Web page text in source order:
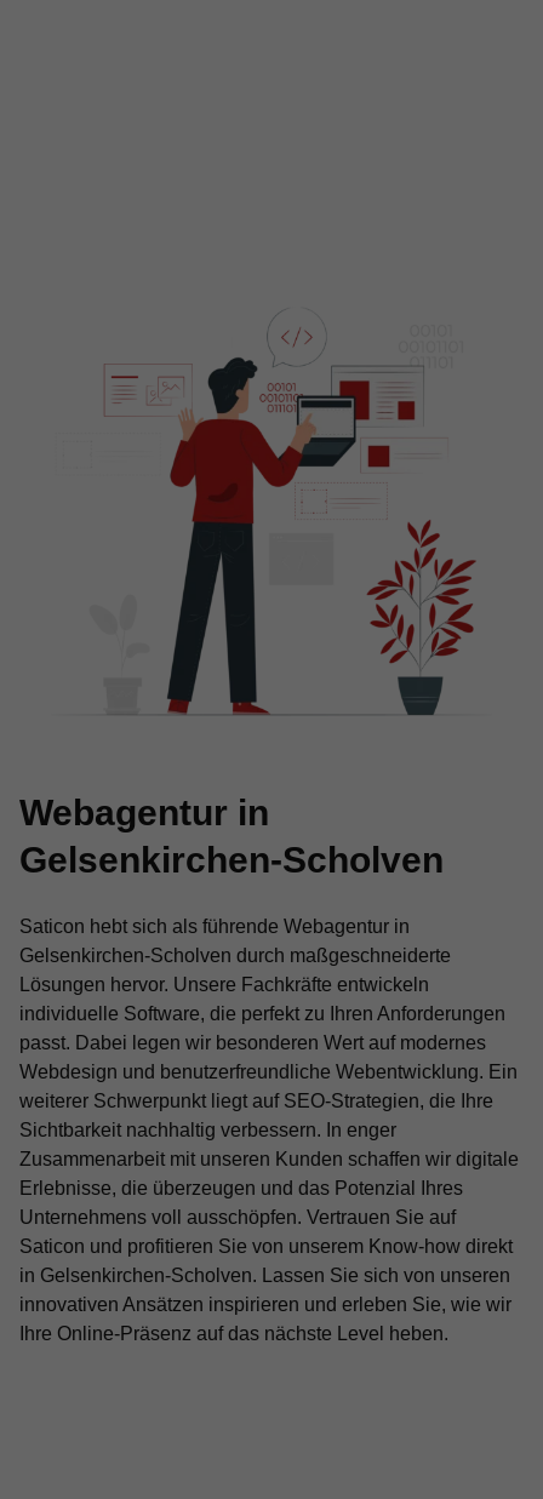
Webagentur in
Gelsenkirchen-Scholven
Saticon hebt sich als führende Webagentur in
Gelsenkirchen-Scholven durch maßgeschneiderte
Lösungen hervor. Unsere Fachkräfte entwickeln
individuelle Software, die perfekt zu Ihren Anforderungen
passt. Dabei legen wir besonderen Wert auf modernes
Webdesign und benutzerfreundliche Webentwicklung. Ein
weiterer Schwerpunkt liegt auf SEO-Strategien, die Ihre
Sichtbarkeit nachhaltig verbessern. In enger
Zusammenarbeit mit unseren Kunden schaffen wir digitale
Erlebnisse, die überzeugen und das Potenzial Ihres
Unternehmens voll ausschöpfen. Vertrauen Sie auf
Saticon und profitieren Sie von unserem Know-how direkt
in Gelsenkirchen-Scholven. Lassen Sie sich von unseren
innovativen Ansätzen inspirieren und erleben Sie, wie wir
Ihre Online-Präsenz auf das nächste Level heben.